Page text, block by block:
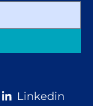
Linkedin